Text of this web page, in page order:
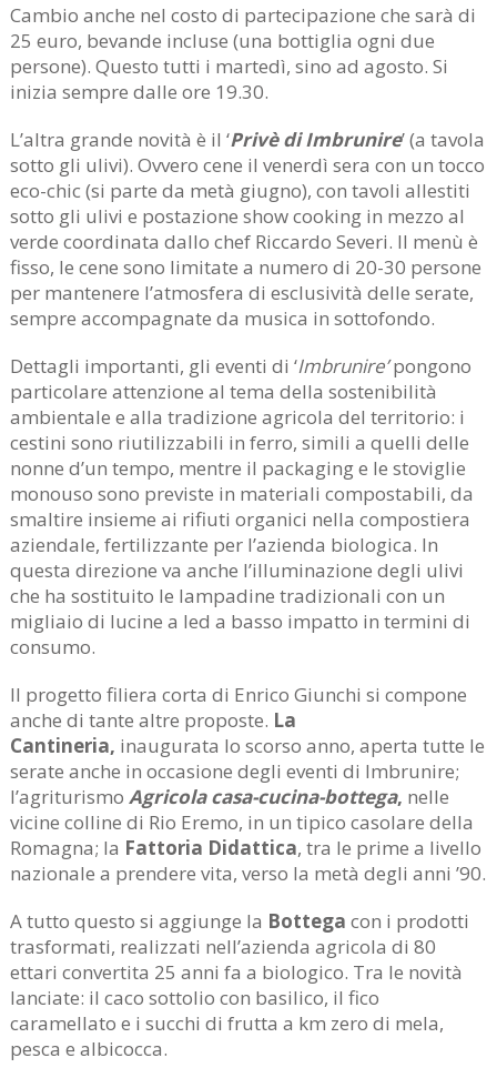
Cambio anche nel costo di partecipazione che sarà di
25 euro, bevande incluse (una bottiglia ogni due
persone). Questo tutti i martedì, sino ad agosto. Si
inizia sempre dalle ore 19.30.
L’altra grande novità è il ‘Privè di Imbrunire’ (a tavola
sotto gli ulivi). Ovvero cene il venerdì sera con un tocco
eco-chic (si parte da metà giugno), con tavoli allestiti
sotto gli ulivi e postazione show cooking in mezzo al
verde coordinata dallo chef Riccardo Severi. Il menù è
fisso, le cene sono limitate a numero di 20-30 persone
per mantenere l’atmosfera di esclusività delle serate,
sempre accompagnate da musica in sottofondo.
Dettagli importanti, gli eventi di ‘Imbrunire’pongono
particolare attenzione al tema della sostenibilità
ambientale e alla tradizione agricola del territorio: i
cestini sono riutilizzabili in ferro, simili a quelli delle
nonne d’un tempo, mentre il packaging e le stoviglie
monouso sono previste in materiali compostabili, da
smaltire insieme ai rifiuti organici nella compostiera
aziendale, fertilizzante per l’azienda biologica. In
questa direzione va anche l’illuminazione degli ulivi
che ha sostituito le lampadine tradizionali con un
migliaio di lucine a led a basso impatto in termini di
consumo.
Il progetto filiera corta di Enrico Giunchi si compone
anche di tante altre proposte. La
Cantineria, inaugurata lo scorso anno, aperta tutte le
serate anche in occasione degli eventi di Imbrunire;
l’agriturismo Agricola casa-cucina-bottega, nelle
vicine colline di Rio Eremo, in un tipico casolare della
Romagna; la Fattoria Didattica, tra le prime a livello
nazionale a prendere vita, verso la metà degli anni ’90.
A tutto questo si aggiunge la Bottega con i prodotti
trasformati, realizzati nell’azienda agricola di 80
ettari convertita 25 anni fa a biologico. Tra le novità
lanciate: il caco sottolio con basilico, il fico
caramellato e i succhi di frutta a km zero di mela,
pesca e albicocca.